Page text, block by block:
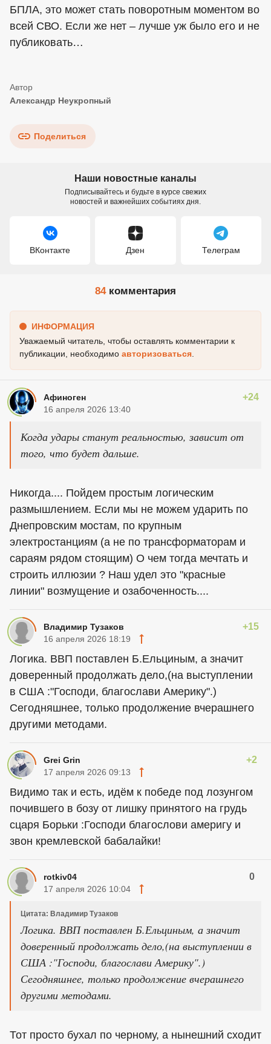
БПЛА, это может стать поворотным моментом во
всей СВО. Если же нет – лучше уж было его и не
публиковать…
Александр Неукропный
Поделиться
Наши новостные каналы
Подписывайтесь и будьте в курсе свежих
новостей и важнейших событиях дня.
ВКонтакте Дзен Телеграм
84комментария
ИНФОРМАЦИЯ
Уважаемый читатель, чтобы оставлять комментарии к
публикации, необходимо авторизоваться
Афиноген +24
16 апреля 2026 13:40
Когда удары станут реальностью, зависит от
того, что будет дальше.
Никогда.... Пойдем простым логическим
размышлением. Если мы не можем ударить по
Днепровским мостам, по крупным
электростанциям (а не по трансформаторам и
сараям рядом стоящим) О чем тогда мечтать и
строить иллюзии ? Наш удел это "красные
линии" возмущение и озабоченность....
Владимир Тузаков +15
16 апреля 2026 18:19
Логика. ВВП поставлен Б.Ельциным, а значит
доверенный продолжать дело,(на выступлении
в США :"Господи, благослави Америку".)
Сегодняшнее, только продолжение вчерашнего
другими методами.
Grei Grin +2
17 апреля 2026 09:13
Видимо так и есть, идём к победе под лозунгом
почившего в бозу от лишку принятого на грудь
сцаря Борьки :Господи благослови америгу и
звон кремлевской бабалайки!
rotkiv04 0
17 апреля 2026 10:04
Цитата: Владимир Тузаков
Логика. ВВП поставлен Б.Ельциным, а значит
доверенный продолжать дело,(на выступлении в
США :"Господи, благослави Америку".)
Сегодняшнее, только продолжение вчерашнего
другими методами.
Тот просто бухал по черному, а нынешний сходит